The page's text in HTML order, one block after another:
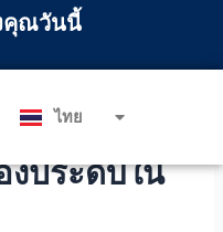
คุณวันนี้
ไทย
English
รณ์สำหรับ
งประดับใน